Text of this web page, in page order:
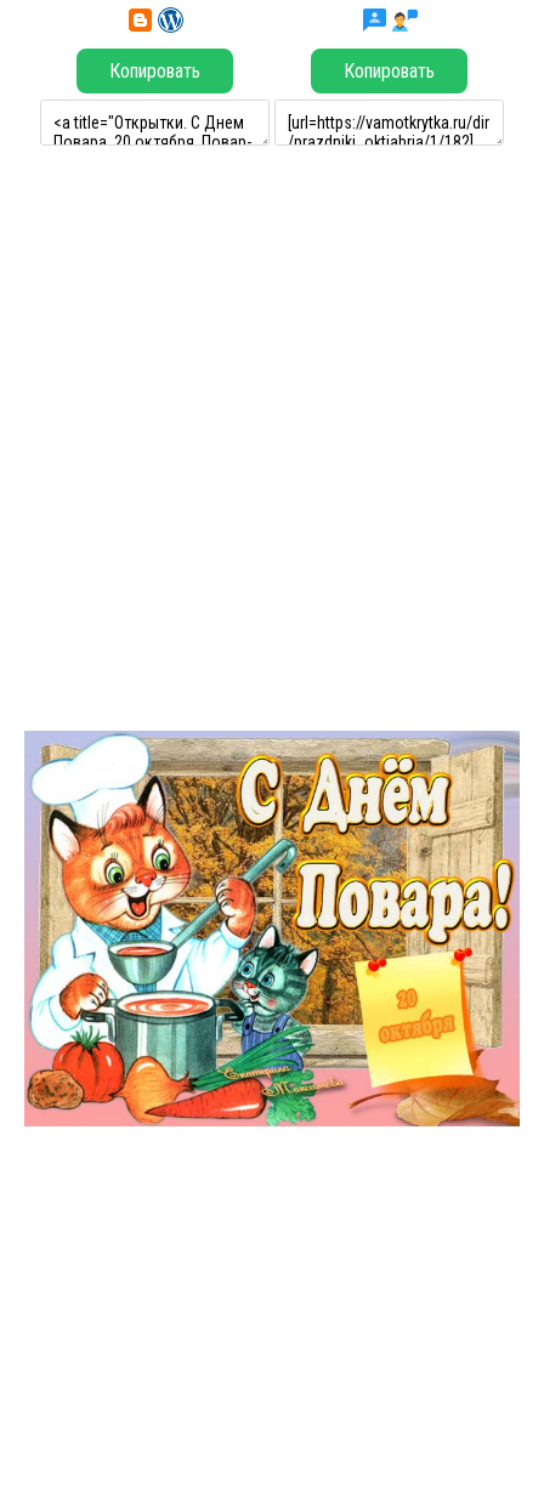
Копировать Копировать